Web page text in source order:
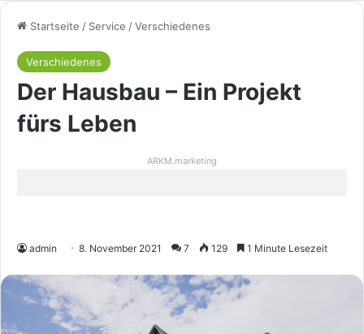
Startseite / Service /Verschiedenes
Verschiedenes
Der Hausbau – Ein Projekt
fürs Leben
ARKM.marketing
admin 8. November 2021 7 129 1 Minute Lesezeit